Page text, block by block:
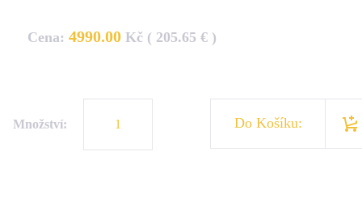
Cena: 4990.00 Kč ( 205.65 € )
Množství: Do Košíku: